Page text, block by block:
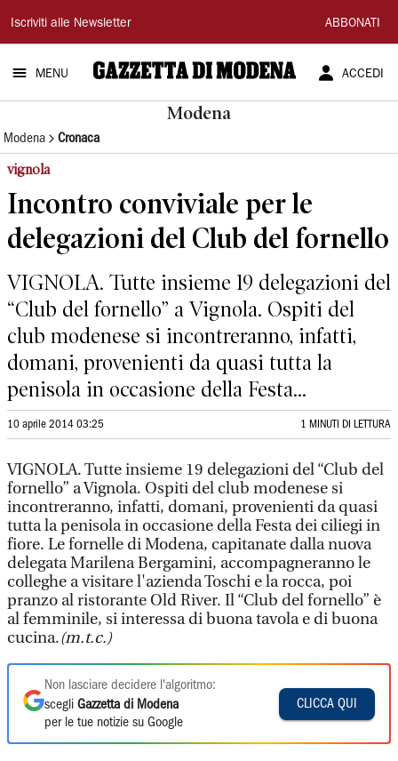
Gazzetta
di
Modena
Iscriviti alle Newsletter ABBONATI
MENU ACCEDI
Modena
Modena Cronaca
vignola
Incontro conviviale per le
delegazioni del Club del fornello
VIGNOLA. Tutte insieme 19 delegazioni del
“Club del fornello” a Vignola. Ospiti del
club modenese si incontreranno, infatti,
domani, provenienti da quasi tutta la
penisola in occasione della Festa...
10 aprile 2014 03:25 1 MINUTI DI LETTURA
VIGNOLA. Tutte insieme 19 delegazioni del “Club del
fornello” a Vignola. Ospiti del club modenese si
incontreranno, infatti, domani, provenienti da quasi
tutta la penisola in occasione della Festa dei ciliegi in
fiore. Le fornelle di Modena, capitanate dalla nuova
delegata Marilena Bergamini, accompagneranno le
colleghe a visitare l'azienda Toschi e la rocca, poi
pranzo al ristorante Old River. Il “Club del fornello” è
al femminile, si interessa di buona tavola e di buona
cucina.(m.t.c.)
Non lasciare decidere l'algoritmo:
scegli Gazzetta di Modena
per le tue notizie su Google
CLICCA QUI